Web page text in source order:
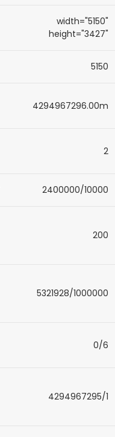
width="5150"
height="3427"
5150
4294967296.00m
2
2400000/10000
200
5321928/1000000
0/6
4294967295/1